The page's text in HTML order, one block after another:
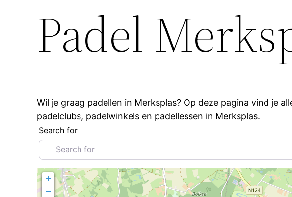
Padel
Wil je graag padellen in Merksplas? Op deze pagina vind je
padelclubs, padelwinkels en padellessen in Merksplas.
Search for
+
−